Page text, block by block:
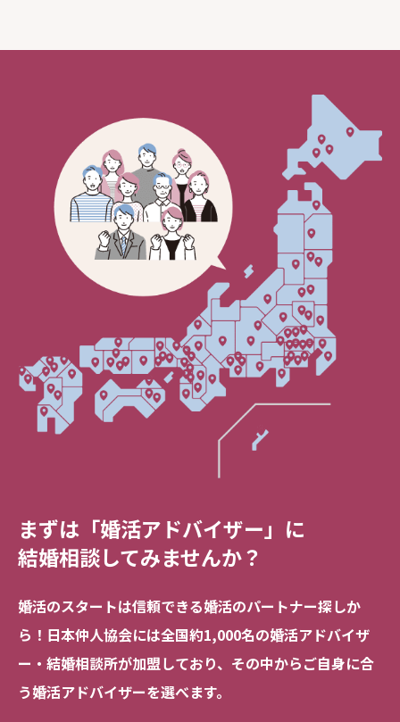
まずは「婚活アドバイザー」に
結婚相談してみませんか？
婚活のスタートは信頼できる婚活のパートナー探しか
ら！ 日本仲人協会には全国約1,000名の婚活アドバイザ
ー・結婚相談所が加盟しており、 その中からご自身に合
う婚活アドバイザーを選べます。